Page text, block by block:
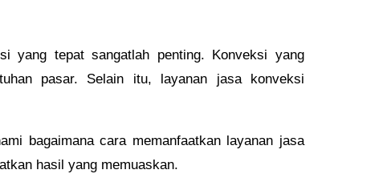
yang tepat sangatlah penting. Konveksi yang
pasar. Selain itu, layanan jasa konveksi
bagaimana cara memanfaatkan layanan jasa
hasil yang memuaskan.